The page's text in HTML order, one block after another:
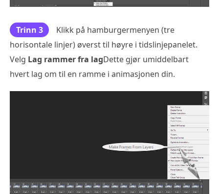
Trinn 3
Klikk på hamburgermenyen (tre
horisontale linjer) øverst til høyre i tidslinjepanelet.
Velg Lag rammer fra lagDette gjør umiddelbart
hvert lag om til en ramme i animasjonen din.